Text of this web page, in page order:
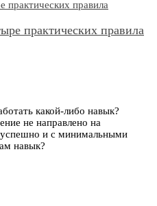
практических правила
какой-либо навык?
не направлено на
и с минимальными
навык?